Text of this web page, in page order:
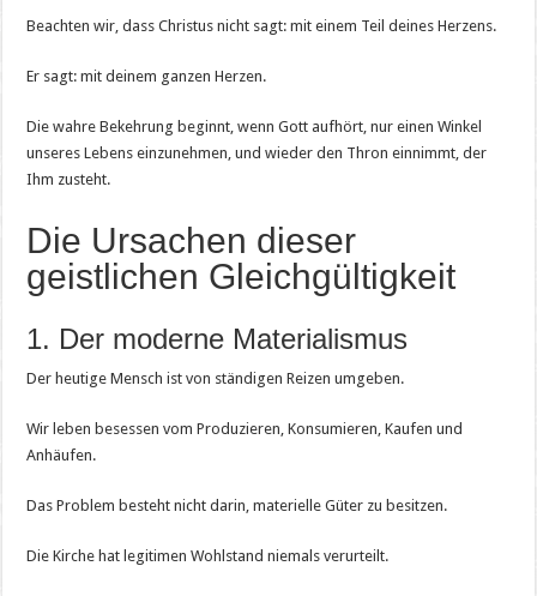
Beachten wir, dass Christus nicht sagt: mit einem Teil deines Herzens.
Er sagt: mit deinem ganzen Herzen.
Die wahre Bekehrung beginnt, wenn Gott aufhört, nur einen Winkel
unseres Lebens einzunehmen, und wieder den Thron einnimmt, der
Ihm zusteht.
Die Ursachen dieser
geistlichen Gleichgültigkeit
1. Der moderne Materialismus
Der heutige Mensch ist von ständigen Reizen umgeben.
Wir leben besessen vom Produzieren, Konsumieren, Kaufen und
Anhäufen.
Das Problem besteht nicht darin, materielle Güter zu besitzen.
Die Kirche hat legitimen Wohlstand niemals verurteilt.